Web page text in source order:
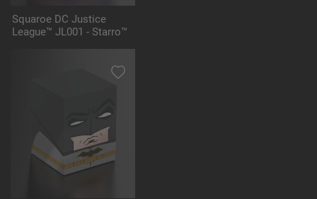
Squaroe DC Justice
League™ JL001 - Starro™